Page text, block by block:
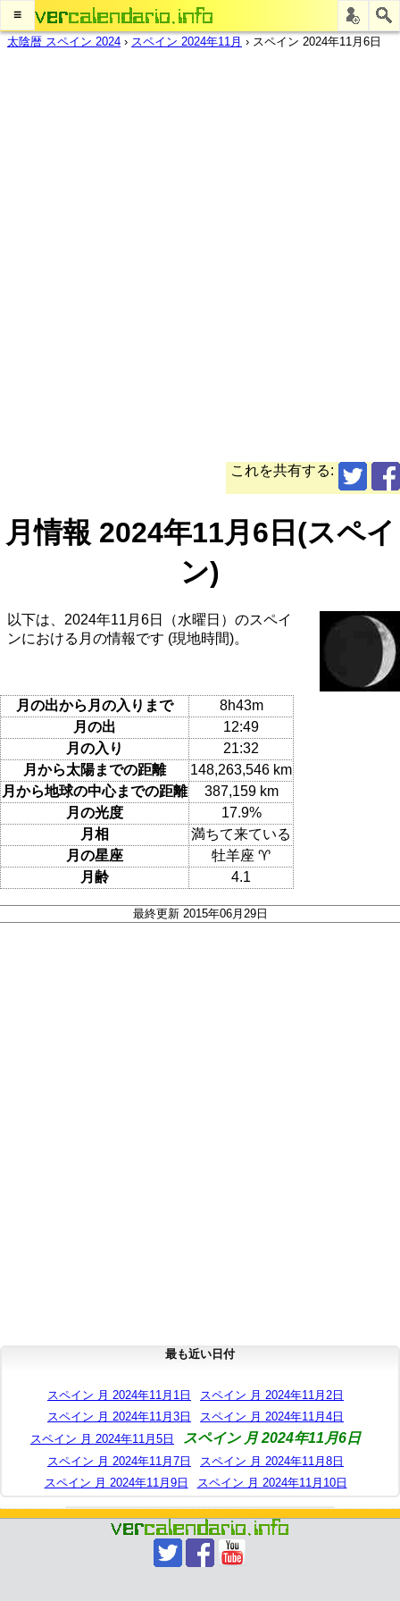
≡
太陰暦 スペイン 2024 › スペイン 2024年11月 › スペイン 2024年11月6日
これを共有する:
月情報 2024年11月6日(スペイ
ン)
以下は、2024年11月6日（水曜日）のスペイ
ンにおける月の情報です (現地時間)。
月の出から月の入りまで
8h43m
月の出
12:49
月の入り
21:32
月から太陽までの距離
148,263,546 km
月から地球の中心までの距離
387,159 km
月の光度
17.9%
月相
満ちて来ている
月の星座
牡羊座 ♈
月齢
4.1
最終更新 2015年06月29日
最も近い日付
スペイン 月 2024年11月1日
スペイン 月 2024年11月2日
スペイン 月 2024年11月3日
スペイン 月 2024年11月4日
スペイン 月 2024年11月5日
スペイン 月 2024年11月6日
スペイン 月 2024年11月7日
スペイン 月 2024年11月8日
スペイン 月 2024年11月9日
スペイン 月 2024年11月10日